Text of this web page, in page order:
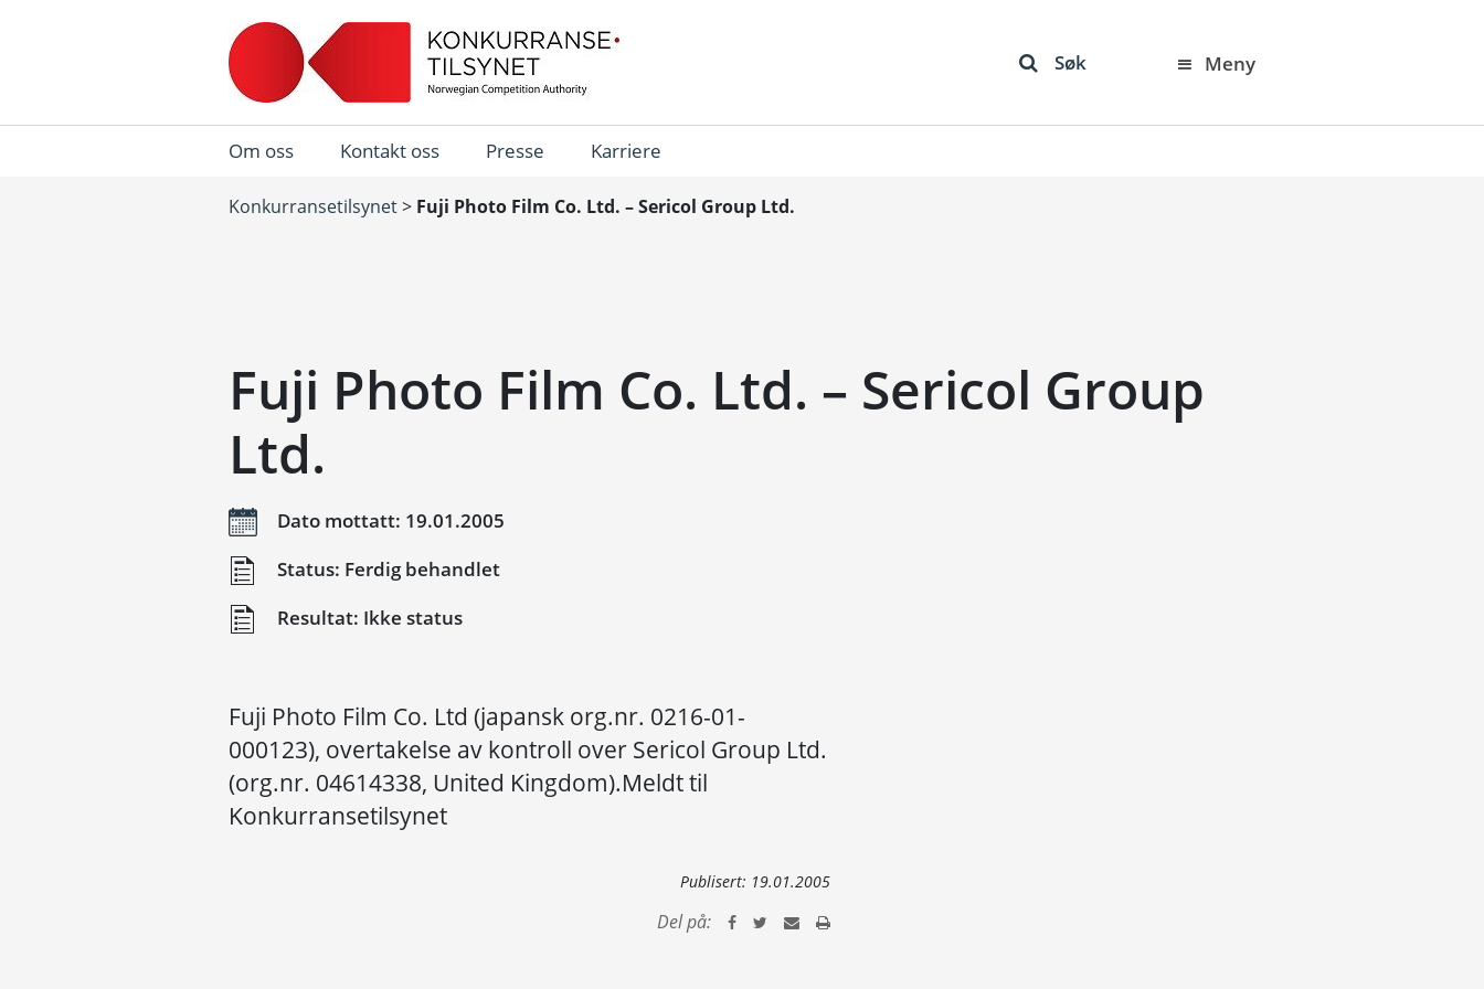
Søk Meny
Om oss Kontakt oss Presse Karriere
Konkurransetilsynet> Fuji Photo Film Co. Ltd. – Sericol Group Ltd.
Fuji Photo Film Co. Ltd. – Sericol Group
Ltd.
Dato mottatt: 19.01.2005
Status: Ferdig behandlet
Resultat: Ikke status
Fuji Photo Film Co. Ltd (japansk org.nr. 0216-01-
000123), overtakelse av kontroll over Sericol Group Ltd.
(org.nr. 04614338, United Kingdom).Meldt til
Konkurransetilsynet
Publisert: 19.01.2005
Del på: